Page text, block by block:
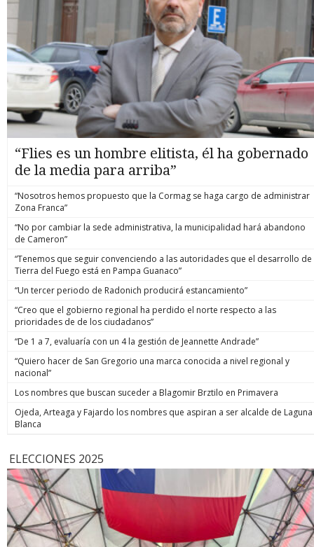
“Flies es un hombre elitista, él ha gobernado
de la media para arriba”
“Nosotros hemos propuesto que la Cormag se haga cargo de administrar
Zona Franca”
“No por cambiar la sede administrativa, la municipalidad hará abandono
de Cameron”
“Tenemos que seguir convenciendo a las autoridades que el desarrollo de
Tierra del Fuego está en Pampa Guanaco”
“Un tercer periodo de Radonich producirá estancamiento”
“Creo que el gobierno regional ha perdido el norte respecto a las
prioridades de de los ciudadanos”
“De 1 a 7, evaluaría con un 4 la gestión de Jeannette Andrade”
“Quiero hacer de San Gregorio una marca conocida a nivel regional y
nacional”
Los nombres que buscan suceder a Blagomir Brztilo en Primavera
Ojeda, Arteaga y Fajardo los nombres que aspiran a ser alcalde de Laguna
Blanca
ELECCIONES 2025